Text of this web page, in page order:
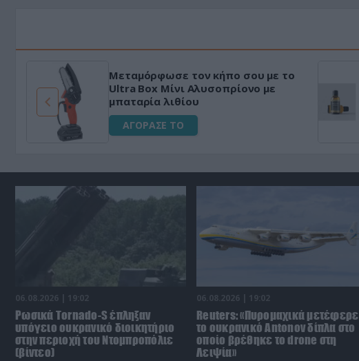
Μεταμόρφωσε τον κήπο σου με το
Ultra Box Μίνι Αλυσοπρίονο με
μπαταρία λιθίου
ΑΓΟΡΑΣΕ ΤΟ
06.08.2026 | 19:02
Ρωσικά Tornado-S έπληξαν
υπόγειο ουκρανικό διοικητήριο
στην περιοχή του Ντομπροπόλιε
(βίντεο)
06.08.2026 | 19:02
Reuters: «Πυρομαχικά μετέφερε
το ουκρανικό Antonov δίπλα στο
οποίο βρέθηκε το drone στη
Λειψία»